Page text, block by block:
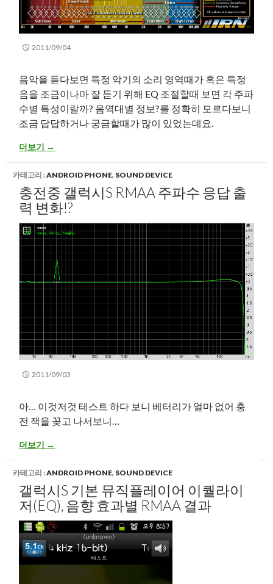
2011/09/04
음악을 듣다보면 특정 악기의 소리 영역때가 혹은 특정
음을 조금이나마 잘 듣기 위해 EQ 조절할때 보면 각 주파
수별 특성이랄까? 음역대별 정보?를 정확히 모르다보니
조금 답답하거나 궁금할때가 많이 있었는데요.
음역대별 그래프 (Frequency Response Graph)
더보기 →
카테고리 :ANDROID PHONE, SOUND DEVICE
충전중 갤럭시S RMAA 주파수 응답 출
력 변화!?
2011/09/03
아… 이것저것 테스트 하다 보니 베터리가 얼마 없어 충
전 잭을 꽂고 나서보니…
충전중 갤럭시s RMAA 주파수 응답 출력 변화!?
더보기 →
카테고리 :ANDROID PHONE, SOUND DEVICE
갤럭시S 기본 뮤직플레이어 이퀄라이
저(EQ), 음향 효과별 RMAA 결과